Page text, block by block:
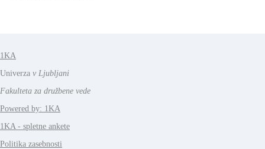
1KA
Univerza v Ljubljani
Fakulteta za družbene vede
Powered by: 1KA
1KA - spletne ankete
Politika zasebnosti